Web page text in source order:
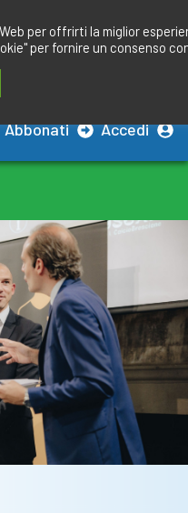
Abbonati Accedi
per offrirti la miglior
per fornire un consenso